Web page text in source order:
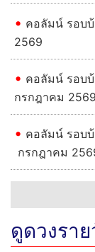
คอลัมน์ รอบบ้
2569
คอลัมน์ รอบบ้
กรกฎาคม 2569
คอลัมน์ รอบบ้
กรกฎาคม
ดูดวงรา